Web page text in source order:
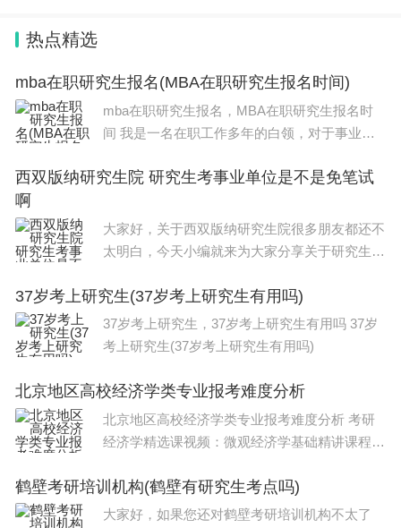
热点精选
mba在职研究生报名(MBA在职研究生报名时间)
mba在职研究生报名，MBA在职研究生报名时
间 我是一名在职工作多年的白领，对于事业的
的知识储备有些滞后并不能满足我进一步发展的
自
西双版纳研究生院 研究生考事业单位是不是免笔试
啊
大家好，关于西双版纳研究生院很多朋友都还不
太明白，今天小编就来为大家分享关于研究生考
所帮助！本文目录2023年西双版纳事业单位考
试须知在版纳***研究生考事业单位是不
37岁考上研究生(37岁考上研究生有用吗)
37岁考上研究生，37岁考上研究生有用吗 37岁
考上研究生(37岁考上研究生有用吗)
北京地区高校经济学类专业报考难度分析
北京地区高校经济学类专业报考难度分析 考研
经济学精选课视频：微观经济学基础精讲课程视
基础课程视频：北京大学871经济学重难点精讲
课程视频：中国人民大学802经济学综合导
鹤壁考研培训机构(鹤壁有研究生考点吗)
大家好，如果您还对鹤壁考研培训机构不太了